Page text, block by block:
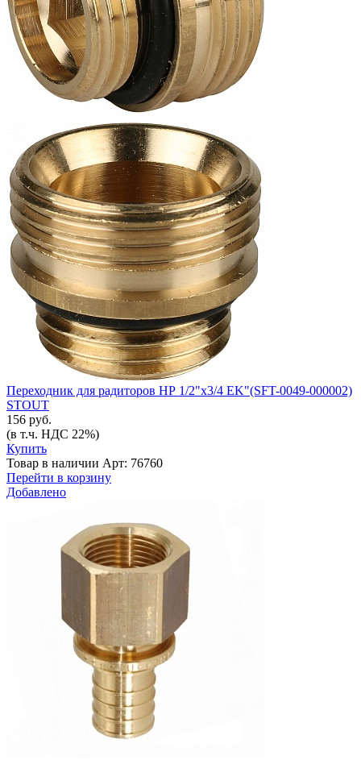
Переходник для радиторов НР 1/2"х3/4 EK"(SFT-0049-000002)
STOUT
156 руб.
(в т.ч. НДС 22%)
Купить
Товар в наличии Арт: 76760
Перейти в корзину
Добавлено